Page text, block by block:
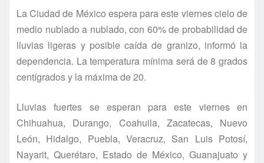
La Ciudad de México espera para este viernes cielo de
medio nublado a nublado, con 60% de probabilidad de
lluvias ligeras y posible caí­da de granizo, informó la
dependencia. La temperatura mí­nima será de 8 grados
centí­grados y la máxima de 20.
Lluvias fuertes se esperan para este viernes en
Chihuahua, Durango, Coahuila, Zacatecas, Nuevo
León, Hidalgo, Puebla, Veracruz, San Luis Potosí­,
Nayarit, Querétaro, Estado de México, Guanajuato y